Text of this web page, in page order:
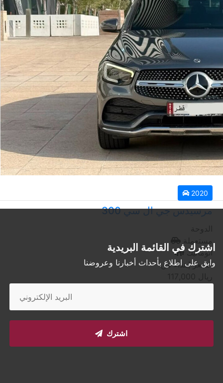
2020
مرسيدس جي ال سي 300
أتوماتيك
السعر إبتداء من
عرض المزيد
اشترك في القائمة البريدية
وابق على اطلاع بأحداث أخبارنا وعروضنا
اشترك